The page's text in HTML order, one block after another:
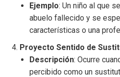
Ejemplo: Un niño al que
abuelo fallecido y se
características o una
Proyecto Sentido de
Descripción: Ocurre
percibido como un